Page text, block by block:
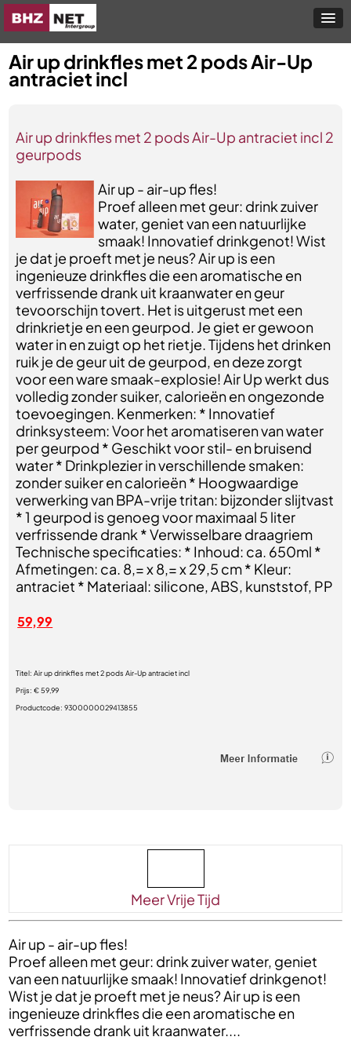
Air up drinkfles met 2 pods Air-Up
antraciet incl
Air up drinkfles met 2 pods Air-Up antraciet incl 2
geurpods
Air up - air-up fles!
Proef alleen met geur: drink zuiver
water, geniet van een natuurlijke
smaak! Innovatief drinkgenot! Wist
je dat je proeft met je neus? Air up is een
ingenieuze drinkfles die een aromatische en
verfrissende drank uit kraanwater en geur
tevoorschijn tovert. Het is uitgerust met een
drinkrietje en een geurpod. Je giet er gewoon
water in en zuigt op het rietje. Tijdens het drinken
ruik je de geur uit de geurpod, en deze zorgt
voor een ware smaak-explosie! Air Up werkt dus
volledig zonder suiker, calorieën en ongezonde
toevoegingen. Kenmerken: * Innovatief
drinksysteem: Voor het aromatiseren van water
per geurpod * Geschikt voor stil- en bruisend
water * Drinkplezier in verschillende smaken:
zonder suiker en calorieën * Hoogwaardige
verwerking van BPA-vrije tritan: bijzonder slijtvast
* 1 geurpod is genoeg voor maximaal 5 liter
verfrissende drank * Verwisselbare draagriem
Technische specificaties: * Inhoud: ca. 650ml *
Afmetingen: ca. 8,= x 8,= x 29,5 cm * Kleur:
antraciet * Materiaal: silicone, ABS, kunststof, PP
59,99
Titel:Air up drinkfles met 2 pods Air-Up antraciet incl
Prijs:€ 59,99
Productcode:9300000029413855
Meer Vrije Tijd
Air up - air-up fles!
Proef alleen met geur: drink zuiver water, geniet
van een natuurlijke smaak! Innovatief drinkgenot!
Wist je dat je proeft met je neus? Air up is een
ingenieuze drinkfles die een aromatische en
verfrissende drank uit kraanwater....